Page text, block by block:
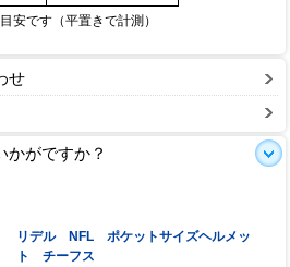
安です（平置きで計測）
せ
かがですか？
リデル NFL ポケットサイズヘルメッ
ト チーフス